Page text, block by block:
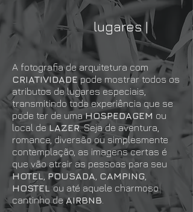
lugares |
A fotografia de arquitetura com
CRIATIVIDADEpode mostrar todos os
atributos de lugares especiais,
transmitindo toda experiência que se
pode ter de umaHOSPEDAGEM ou
local deLAZER. Seja de aventura,
romance, diversão ou simplesmente
contemplação, as imagens certas é
que vão atrair as pessoas para seu
HOTEL POUSADA CAMPING
HOSTELou até aquele charmoso
cantinho deAIRBNB